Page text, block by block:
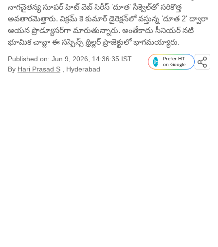
నాగచైతన్య సూపర్ హిట్ వెబ్ సిరీస్ 'దూత' సీక్వెల్‌తో సరికొత్త
అవతారమెత్తారు. విక్రమ్ కె కుమార్ డైరెక్షన్‌లో వస్తున్న 'దూత 2' ద్వారా
ఆయన ప్రొడ్యూసర్‌గా మారుతున్నారు. అంతేకాదు సీనియర్ నటి
భూమిక చావ్లా ఈ సస్పెన్స్ థ్రిల్లర్ ప్రాజెక్టులో భాగమయ్యారు.
Published on: Jun 9, 2026, 14:36:35 IST
By Hari Prasad S , Hyderabad
Prefer HT
on Google